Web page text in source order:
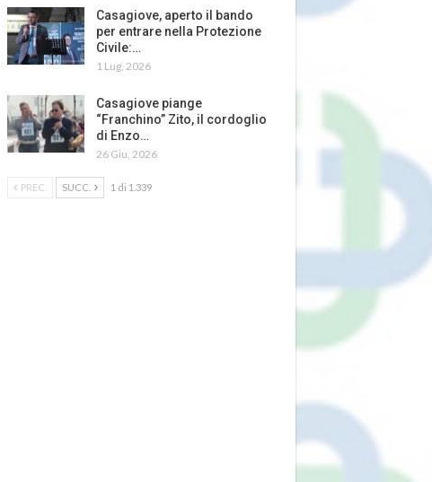
Casagiove, aperto il bando
per entrare nella Protezione
Civile:…
1 Lug, 2026
Casagiove piange
“Franchino” Zito, il cordoglio
di Enzo…
26 Giu, 2026
PREC. SUCC. 1 di 1.339